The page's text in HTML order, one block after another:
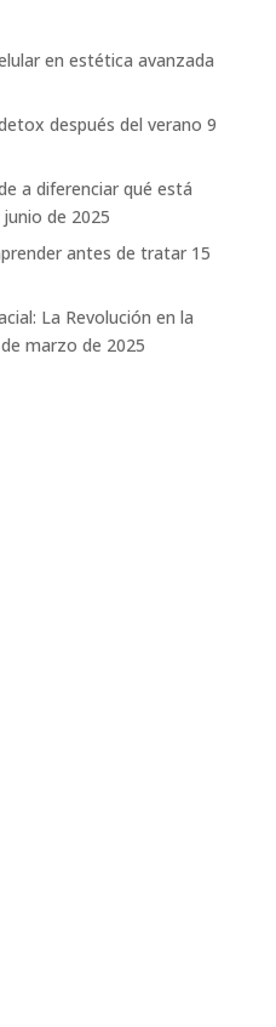
en estética avanzada
después del verano 9
a diferenciar qué está
junio de 2025
antes de tratar 15
La Revolución en la
marzo de 2025